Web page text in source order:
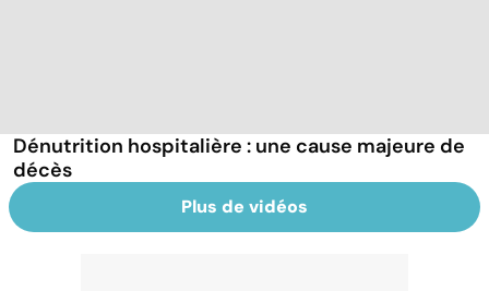
Dénutrition hospitalière : une cause majeure de
décès
Plus de vidéos